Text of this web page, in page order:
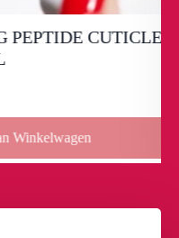
CUTICLE